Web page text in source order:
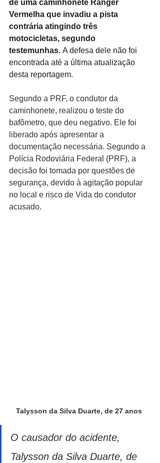
de uma caminhonete Ranger
Vermelha que invadiu a pista
contrária atingindo três
motocicletas, segundo
testemunhas. A defesa dele não foi
encontrada até a última atualização
desta reportagem.
Segundo a PRF, o condutor da
caminhonete, realizou o teste do
bafômetro, que deu negativo. Ele foi
liberado após apresentar a
documentação necessária. Segundo a
Polícia Rodoviária Federal (PRF), a
decisão foi tomada por questões de
segurança, devido à agitação popular
no local e risco de Vida do condutor
acusado.
Talysson da Silva Duarte, de 27 anos
O causador do acidente,
Talysson da Silva Duarte, de